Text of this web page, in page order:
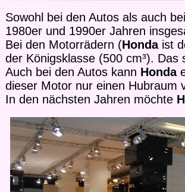
Sowohl bei den Autos als auch
1980er und 1990er Jahren
Bei den Motorrädern (Hondaist
der Königsklasse (500 cm³).
Auch bei den Autos kannHonda
dieser Motor nur einen Hubraum
In den nächsten Jahren möchte